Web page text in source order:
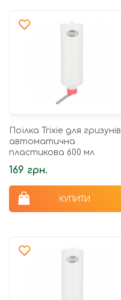
Поїлка Trixie для гризунів
автоматична
пластикова 600 мл
169 грн.
КУПИТИ